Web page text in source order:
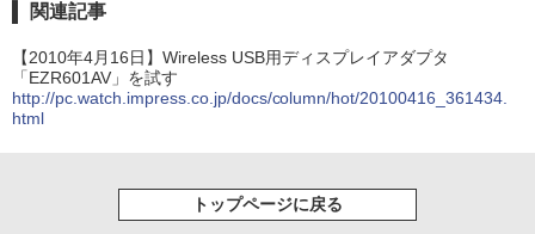
関連記事
【2010年4月16日】Wireless USB用ディスプレイアダプタ
「EZR601AV」を試す
http://pc.watch.impress.co.jp/docs/column/hot/20100416_361434.
html
トップページに戻る